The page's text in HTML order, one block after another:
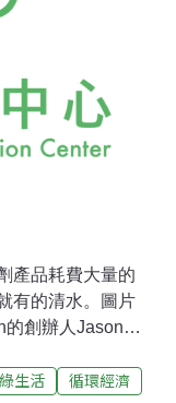
產品耗費大量的
有的清水。圖片
創辦人Jason
水，少於10%是
生活 循環經濟